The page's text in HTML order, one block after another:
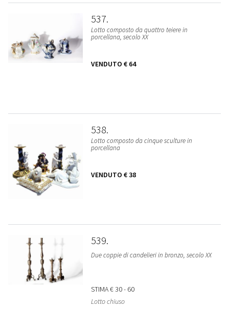
537
Lotto composto da quattro teiere in
porcellana, secolo XX
VENDUTO € 64
538
Lotto composto da cinque sculture in
porcellana
VENDUTO € 38
539
Due coppie di candelieri in bronzo, secolo XX
STIMA€ 30 - 60
Lotto chiuso